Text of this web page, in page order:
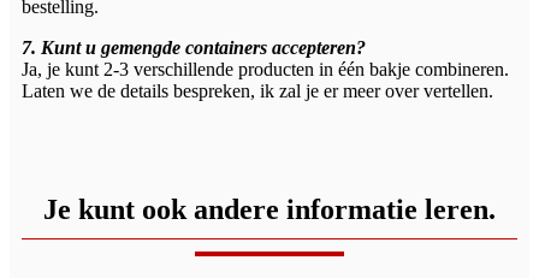
bestelling.
7. Kunt u gemengde containers accepteren?
Ja, je kunt 2-3 verschillende producten in één bakje combineren.
Laten we de details bespreken, ik zal je er meer over vertellen.
Je kunt ook andere informatie leren.